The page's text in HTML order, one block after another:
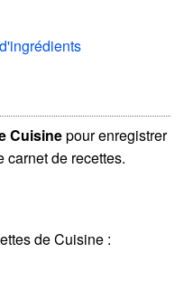
Cuisinepour enregistrer
carnet de recettes.
de Cuisine :